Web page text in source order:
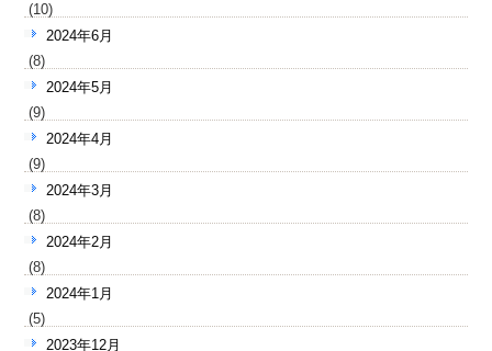
(10)
2024年6月
(8)
2024年5月
(9)
2024年4月
(9)
2024年3月
(8)
2024年2月
(8)
2024年1月
(5)
2023年12月